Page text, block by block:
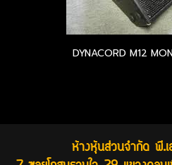
DYNACORD M12
ห้างหุ้นส่วนจำกัด พี.